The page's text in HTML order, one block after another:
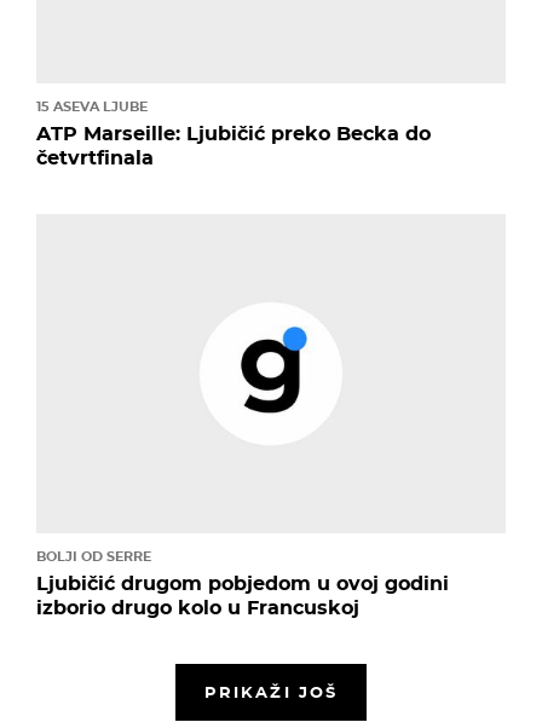
15 ASEVA LJUBE
ATP Marseille: Ljubičić preko Becka do
četvrtfinala
BOLJI OD SERRE
Ljubičić drugom pobjedom u ovoj godini
izborio drugo kolo u Francuskoj
PRIKAŽI JOŠ